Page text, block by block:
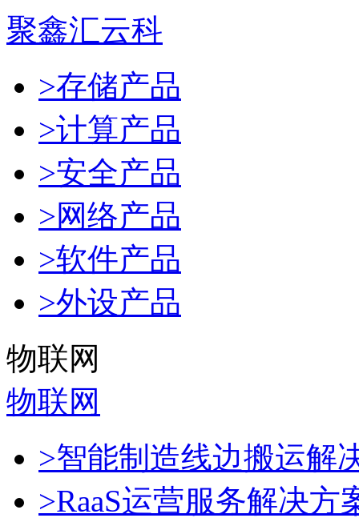
聚鑫汇云科
>存储产品
>计算产品
>安全产品
>网络产品
>软件产品
>外设产品
物联网
物联网
>智能制造线边搬运解
>RaaS运营服务解决方